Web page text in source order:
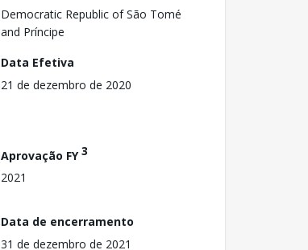
Democratic Republic of São Tomé
and Príncipe
Data Efetiva
21 de dezembro de 2020
Aprovação FY3
2021
Data de encerramento
31 de dezembro de 2021